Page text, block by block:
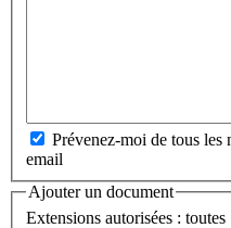
Prévenez-moi de tous les
email
Ajouter un document
Extensions autorisées : toutes